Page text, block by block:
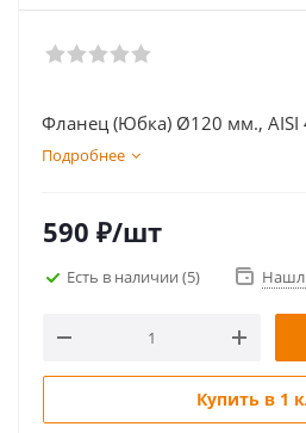
Фланец (Юбка) Ø120 мм., AISI
Подробнее
590 ₽/шт
Есть в наличии (5)
Купить в 1